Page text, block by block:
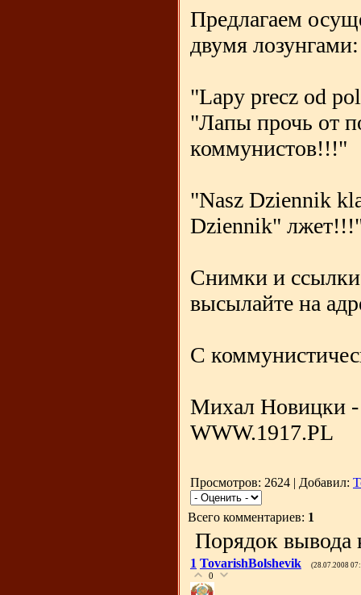
Предлагаем
двумя
"Lapy precz od
"Лапы прочь от
коммунистов!!!"
"Nasz Dziennik
Dziennik"
Снимки и ссылки
высылайте на
С
Михал Новицки -
WWW.1917.PL
Просмотров: 2624 | Добавил:
Всего комментариев: 1
Порядок вывода
1 TovarishBolshevik (28.07.2008
0